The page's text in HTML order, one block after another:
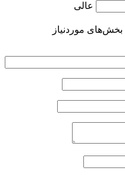
عالی
بخش‌های موردنیاز